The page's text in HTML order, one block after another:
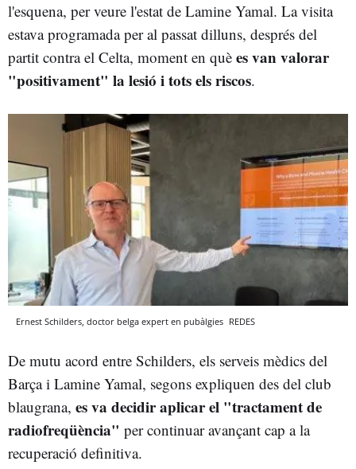
l'esquena, per veure l'estat de Lamine Yamal. La visita
estava programada per al passat dilluns, després del
partit contra el Celta, moment en què es van valorar
"positivament" la lesió i tots els riscos.
Ernest Schilders, doctor belga expert en pubàlgies REDES
De mutu acord entre Schilders, els serveis mèdics del
Barça i Lamine Yamal, segons expliquen des del club
blaugrana, es va decidir aplicar el "tractament de
radiofreqüència" per continuar avançant cap a la
recuperació definitiva.